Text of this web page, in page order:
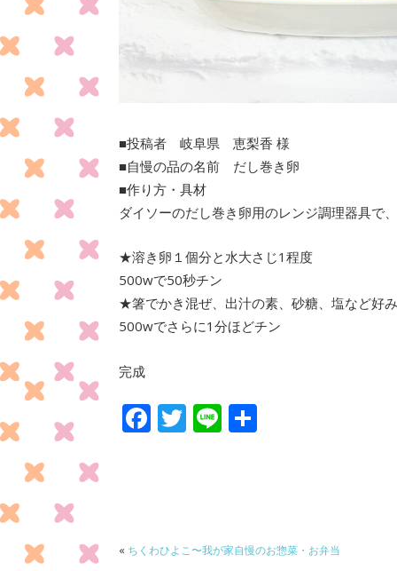
■投稿者 岐阜県 恵梨香 様
■自慢の品の名前 だし巻き卵
■作り方・具材
ダイソーのだし巻き卵用のレンジ調理器具で
★溶き卵１個分と水大さじ1程度
500wで50秒チン
★箸でかき混ぜ、出汁の素、砂糖、塩など好
500wでさらに1分ほどチン
完成
F
o
T Li
« ちくわひよこ〜我が家自慢のお惣菜・お弁当